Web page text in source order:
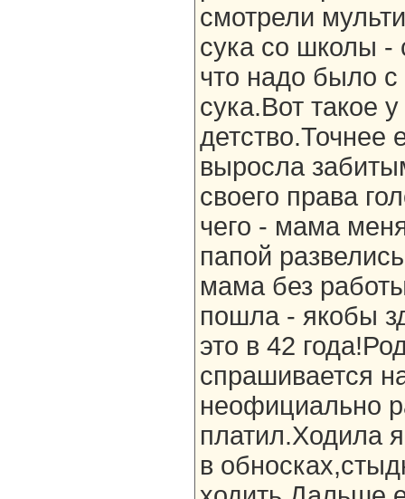
смотрели
сука со школы -
что надо было с
сука.Вот такое
детство.Точнее
выросла
своего права
чего - мама
папой
мама без
пошла - якобы
это в 42
спрашивается
неофициально
платил.Ходила
в